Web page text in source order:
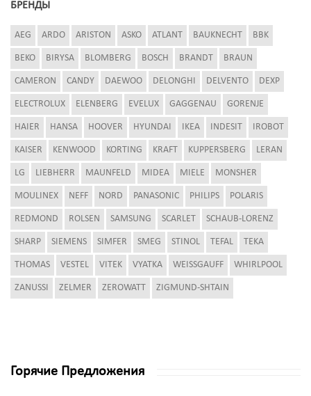
БРЕНДЫ
AEG ARDO ARISTON ASKO ATLANT BAUKNECHT BBK
BEKO BIRYSA BLOMBERG BOSCH BRANDT BRAUN
CAMERON CANDY DAEWOO DELONGHI DELVENTO DEXP
ELECTROLUX ELENBERG EVELUX GAGGENAU GORENJE
HAIER HANSA HOOVER HYUNDAI IKEA INDESIT IROBOT
KAISER KENWOOD KORTING KRAFT KUPPERSBERG LERAN
LG LIEBHERR MAUNFELD MIDEA MIELE MONSHER
MOULINEX NEFF NORD PANASONIC PHILIPS POLARIS
REDMOND ROLSEN SAMSUNG SCARLET SCHAUB-LORENZ
SHARP SIEMENS SIMFER SMEG STINOL TEFAL TEKA
THOMAS VESTEL VITEK VYATKA WEISSGAUFF WHIRLPOOL
ZANUSSI ZELMER ZEROWATT ZIGMUND-SHTAIN
Горячие Предложения